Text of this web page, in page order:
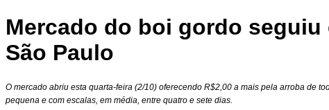
Mercado do boi gordo seguiu
São Paulo
O mercado abriu esta quarta-feira (2/10) oferecendo R$2,00 a mais pela arroba de
pequena e com escalas, em média, entre quatro e sete dias.